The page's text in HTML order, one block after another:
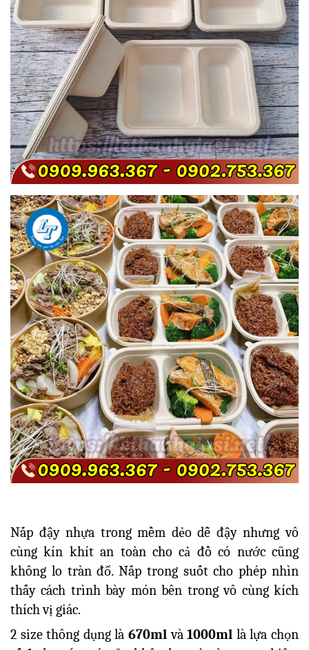
Nắp đậy nhựa trong mềm dẻo dễ đậy nhưng vô
cùng kín khít an toàn cho cả đồ có nước cũng
không lo tràn đổ. Nắp trong suốt cho phép nhìn
thấy cách trình bày món bên trong vô cùng kích
thích vị giác.
2 size thông dụng là 670ml và1000ml là lựa chọn